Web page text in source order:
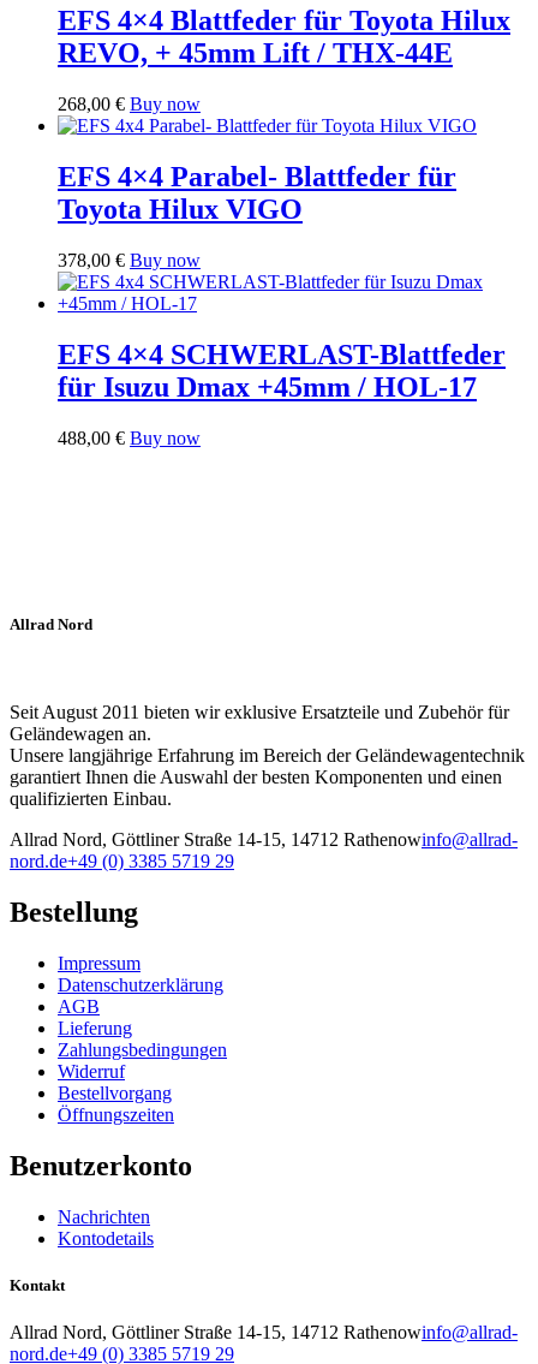
EFS 4×4 Blattfeder für Toyota Hilux
REVO, + 45mm Lift / THX-44E
268,00 € Buy now
EFS 4×4 Parabel- Blattfeder für
Toyota Hilux VIGO
378,00 € Buy now
EFS 4×4 SCHWERLAST-Blattfeder
für Isuzu Dmax +45mm / HOL-17
488,00 € Buy now
Allrad Nord
Seit August 2011 bieten wir exklusive Ersatzteile und Zubehör für
Geländewagen an.
Unsere langjährige Erfahrung im Bereich der Geländewagentechnik
garantiert Ihnen die Auswahl der besten Komponenten und einen
qualifizierten Einbau.
Allrad Nord, Göttliner Straße 14-15, 14712 Rathenowinfo@allrad-
nord.de+49 (0) 3385 5719 29
Bestellung
Impressum
Datenschutzerklärung
AGB
Lieferung
Zahlungsbedingungen
Widerruf
Bestellvorgang
Öffnungszeiten
Benutzerkonto
Nachrichten
Kontodetails
Kontakt
Allrad Nord, Göttliner Straße 14-15, 14712 Rathenowinfo@allrad-
nord.de+49 (0) 3385 5719 29